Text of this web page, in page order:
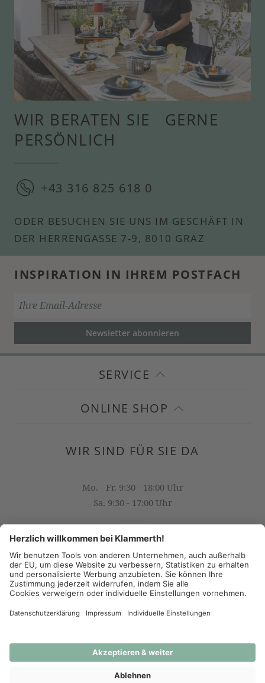
WIR BERATEN SIE GERNE
PERSÖNLICH
+43 316 825 618 0
ODER BESUCHEN SIE UNS IM GESCHÄFT IN
DER HERRENGASSE 7-9, 8010 GRAZ
INSPIRATION IN IHREM POSTFACH
Newsletter abonnieren
SERVICE
ONLINE SHOP
WIR SIND FÜR SIE DA
Mo. - Fr. 9:30 - 18:00 Uhr
Sa. 9:30 - 17:00 Uhr
OFFICE@KLAMMERTH.AT
+43 316 825 618 0
(c) 2026 - J.K. Klammerth, Josef Hahns Erben KG